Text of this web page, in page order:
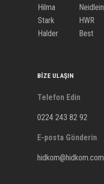
Hilma
Neidlein
Stark
HWR
Halder
Best
BIZE ULAŞIN
Telefon Edin
0224 243 82 92
E-posta Gönderin
hidkom@hidkom.com